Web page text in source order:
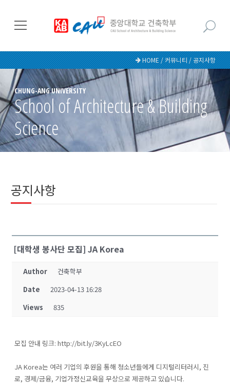
HOME / 커뮤니티 / 공지사항
CHUNG-ANG UNIVERSITY
School of Architecture & Building
Science
공지사항
[대학생 봉사단 모집] JA Korea
Author
건축학부
Date
2023-04-13 16:28
Views
835
모집 안내 링크: http://bit.ly/3KyLcEO
JA Korea는 여러 기업의 후원을 통해 청소년들에게 디지털리터러시, 진
로, 경제/금융, 기업가정신교육을 무상으로 제공하고 있습니다.